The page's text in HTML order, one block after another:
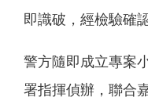
即識破，經檢驗確
警方隨即成立專案
署指揮偵辦，聯合